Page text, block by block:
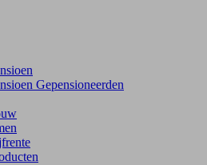
Gepensioneerden